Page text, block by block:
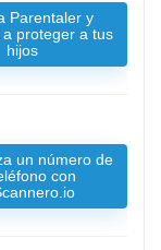
Parentaler y
proteger a tus
hijos
un número de
con